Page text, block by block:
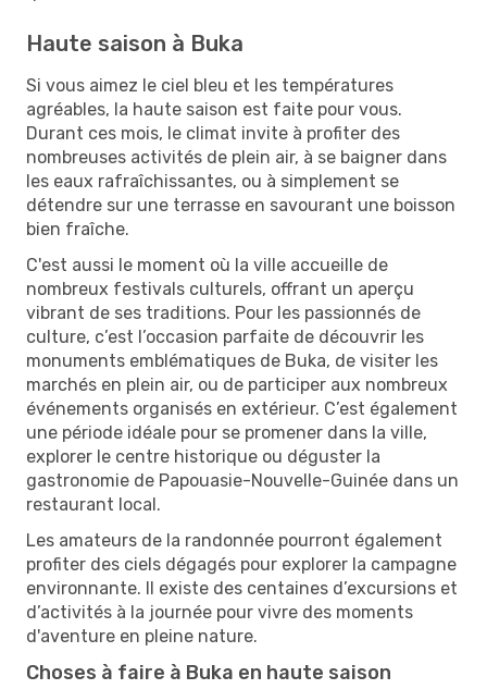
Haute saison à Buka
Si vous aimez le ciel bleu et les températures
agréables, la haute saison est faite pour vous.
Durant ces mois, le climat invite à profiter des
nombreuses activités de plein air, à se baigner dans
les eaux rafraîchissantes, ou à simplement se
détendre sur une terrasse en savourant une boisson
bien fraîche.
C'est aussi le moment où la ville accueille de
nombreux festivals culturels, offrant un aperçu
vibrant de ses traditions. Pour les passionnés de
culture, c’est l’occasion parfaite de découvrir les
monuments emblématiques de Buka, de visiter les
marchés en plein air, ou de participer aux nombreux
événements organisés en extérieur. C’est également
une période idéale pour se promener dans la ville,
explorer le centre historique ou déguster la
gastronomie de Papouasie-Nouvelle-Guinée dans un
restaurant local.
Les amateurs de la randonnée pourront également
profiter des ciels dégagés pour explorer la campagne
environnante. Il existe des centaines d’excursions et
d’activités à la journée pour vivre des moments
d'aventure en pleine nature.
Choses à faire à Buka en haute saison